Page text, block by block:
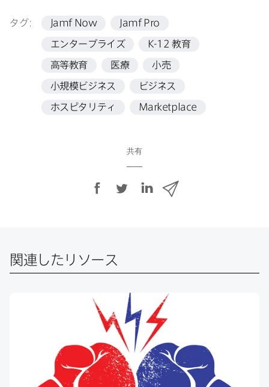
タグ: Jamf Now Jamf Pro
エンタープライズ K-12 教育
高等教育 医療 小売
小規模ビジネス ビジネス
ホスピタリティ Marketplace
共有
o
共
共
有
で
​
共
有
関連したリソース